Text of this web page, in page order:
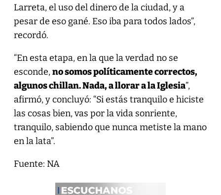
Larreta, el uso del dinero de la ciudad, y a
pesar de eso gané. Eso iba para todos lados”,
recordó.
“En esta etapa, en la que la verdad no se
esconde,no somos políticamente correctos,
algunos chillan. Nada, a llorar a la Iglesia”,
afirmó, y concluyó: “Si estás tranquilo e hiciste
las cosas bien, vas por la vida sonriente,
tranquilo, sabiendo que nunca metiste la mano
en la lata”.
Fuente: NA